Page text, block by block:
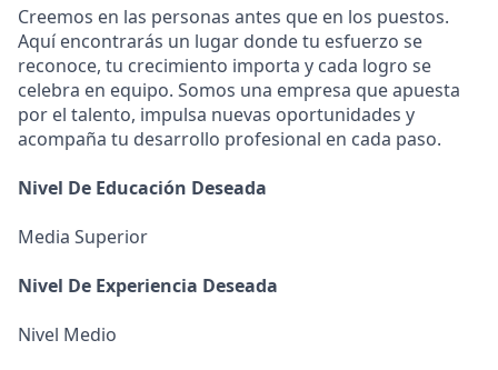
Creemos en las personas antes que en los puestos.
Aquí encontrarás un lugar donde tu esfuerzo se
reconoce, tu crecimiento importa y cada logro se
celebra en equipo. Somos una empresa que apuesta
por el talento, impulsa nuevas oportunidades y
acompaña tu desarrollo profesional en cada paso.
Nivel De Educación Deseada
Media Superior
Nivel De Experiencia Deseada
Nivel Medio